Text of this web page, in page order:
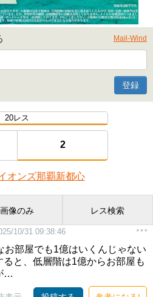
Mail-Wind
登録
20レス
2
オンズ那覇新都心
画像のみ レス検索
10/31 09:38:46
お部屋でも1億はいくんじゃない
と、低層階は1億からお部屋も
…